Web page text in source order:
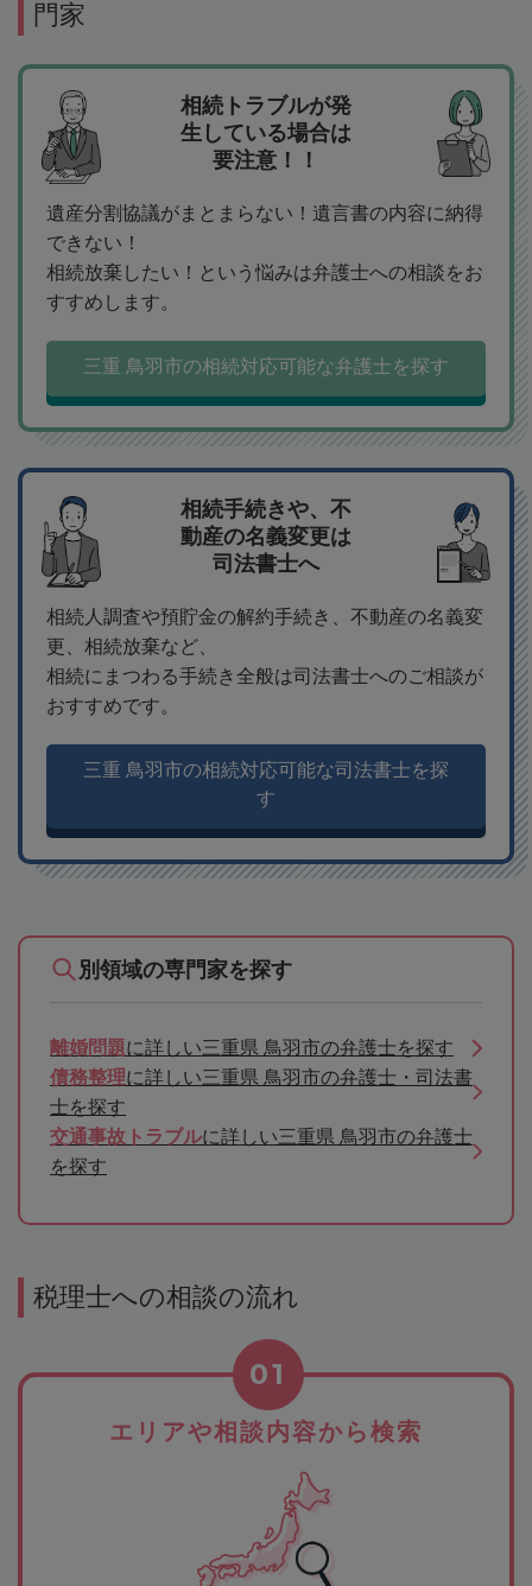
門家
相続トラブルが発
生している場合は
要注意！！
遺産分割協議がまとまらない！遺言書の内容に納得
できない！
相続放棄したい！という悩みは弁護士への相談をお
すすめします。
三重 鳥羽市の相続対応可能な弁護士を探す
相続手続きや、不
動産の名義変更は
司法書士へ
相続人調査や預貯金の解約手続き、不動産の名義変
更、相続放棄など、
相続にまつわる手続き全般は司法書士へのご相談が
おすすめです。
三重 鳥羽市の相続対応可能な司法書士を探
す
別領域の専門家を探す
離婚問題に詳しい三重県 鳥羽市の弁護士を探す
債務整理に詳しい三重県 鳥羽市の弁護士・司法書
士を探す
交通事故トラブルに詳しい三重県 鳥羽市の弁護士
を探す
税理士への相談の流れ
エリアや相談内容から検索
01